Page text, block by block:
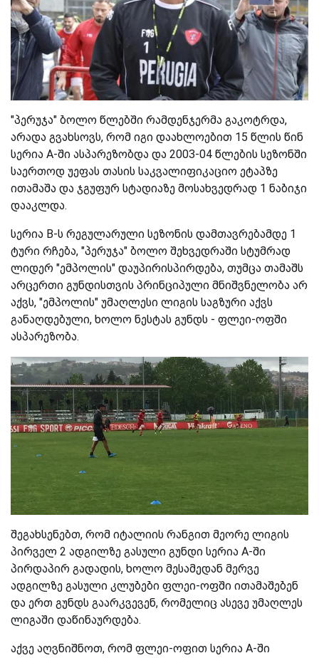
"პერუჯა" ბოლო წლებში რამდენჯერმა გაკოტრდა,
არადა გვახსოვს, რომ იგი დაახლოებით 15 წლის წინ
სერია A-ში ასპარეზობდა და 2003-04 წლების სეზონში
საერთოდ უეფას თასის საკვალიფიკაციო ეტაპზე
ითამაშა და ჯგუფურ სტადიაზე მოსახვედრად 1 ნაბიჯი
დააკლდა.
სერია B-ს რეგულარული სეზონის დამთავრებამდე 1
ტური რჩება, "პერუჯა" ბოლო შეხვედრაში სტუმრად
ლიდერ "ემპოლის" დაუპირისპირდება, თუმცა თამაშს
არცერთი გუნდისთვის პრინციპული მნიშვნელობა არ
აქვს, "ემპოლის" უმაღლესი ლიგის საგზური აქვს
განაღდებული, ხოლო ნესტას გუნდს - ფლეი-ოფში
ასპარეზობა.
შეგახსენებთ, რომ იტალიის რანგით მეორე ლიგის
პირველ 2 ადგილზე გასული გუნდი სერია A-ში
პირდაპირ გადადის, ხოლო მესამედან მერვე
ადგილზე გასული კლუბები ფლეი-ოფში ითამაშებენ
და ერთ გუნდს გაარკვევენ, რომელიც ასევე უმაღლეს
ლიგაში დაწინაურდება.
აქვე აღვნიშნოთ, რომ ფლეი-ოფით სერია A-ში